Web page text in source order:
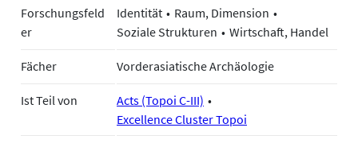
Forschungsfeld
er
Identität
Raum, Dimension
Soziale Strukturen
Wirtschaft, Handel
Fächer Vorderasiatische Archäologie
Ist Teil von
Acts (Topoi C-III)
Excellence Cluster Topoi